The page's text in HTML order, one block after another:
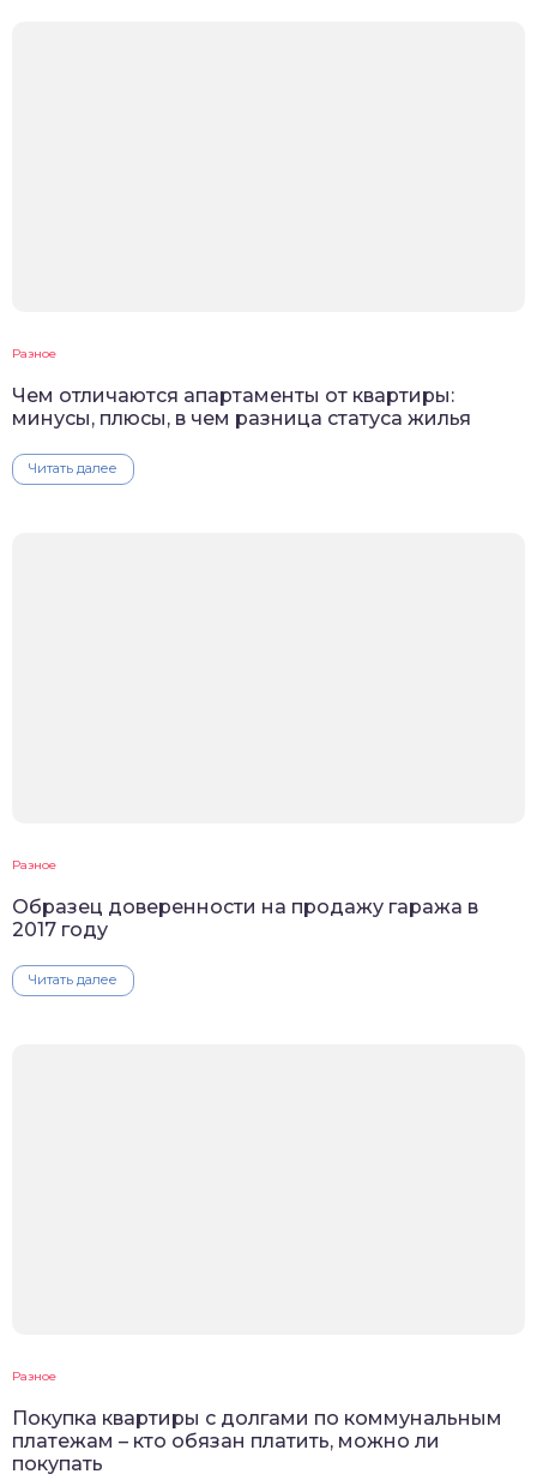
Разное
Чем отличаются апартаменты от квартиры:
минусы, плюсы, в чем разница статуса жилья
Читать далее
Разное
Образец доверенности на продажу гаража в
2017 году
Читать далее
Разное
Покупка квартиры с долгами по коммунальным
платежам – кто обязан платить, можно ли
покупать